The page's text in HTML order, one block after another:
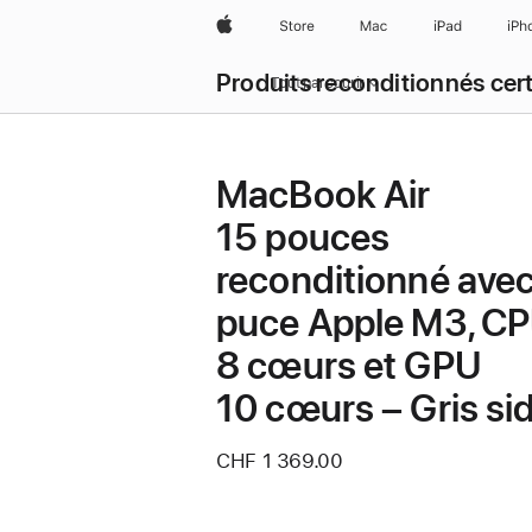
AppleStore Mac iPad
Produits reconditionnés
Tout parcourir
MacBook Air
15 pouces
reconditionné
puce Apple M3,
8 cœurs et GPU
10 cœurs – Gris
CHF 1 369.00